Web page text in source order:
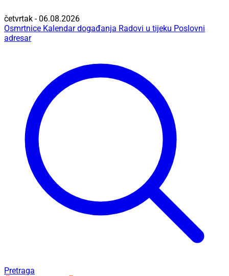
četvrtak - 06.08.2026
Osmrtnice Kalendar događanja Radovi u tijeku Poslovni
adresar
Pretraga